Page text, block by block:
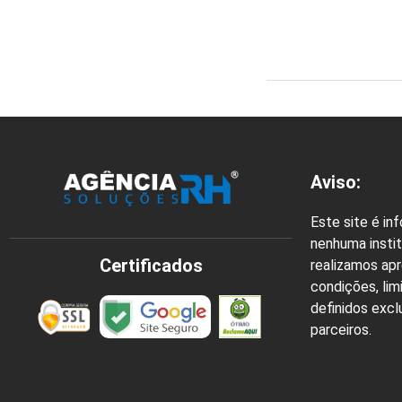
Certificados
Aviso:
Este site é
nenhuma
realizamos
condições,
definidos
parceiros.